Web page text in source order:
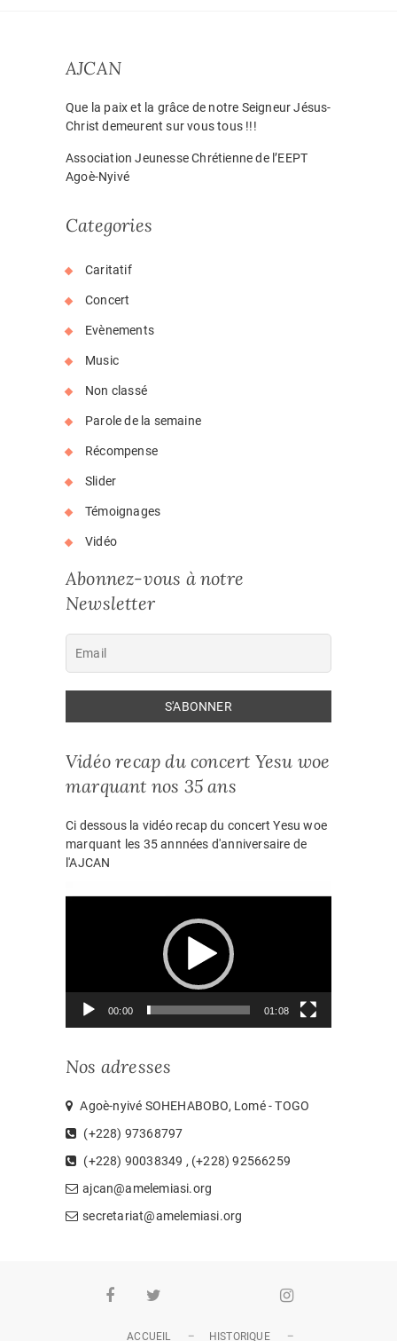
AJCAN
Que la paix et la grâce de notre Seigneur Jésus-
Christ demeurent sur vous tous !!!
Association Jeunesse Chrétienne de l’EEPT
Agoè-Nyivé
Categories
Caritatif
Concert
Evènements
Music
Non classé
Parole de la semaine
Récompense
Slider
Témoignages
Vidéo
Abonnez-vous à notre
Newsletter
Vidéo recap du concert Yesu woe
marquant nos 35 ans
Ci dessous la vidéo recap du concert Yesu woe
marquant les 35 annnées d'anniversaire de
l'AJCAN
00:00 01:08
Nos adresses
Agoè-nyivé SOHEHABOBO, Lomé - TOGO
(+228) 97368797
(+228) 90038349 , (+228) 92566259
ajcan@amelemiasi.org
secretariat@amelemiasi.org
Facebook WhatsappInstagram
ACCUEIL HISTORIQUE